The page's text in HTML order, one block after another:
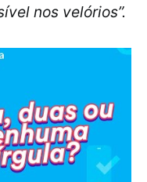
nos velórios”.